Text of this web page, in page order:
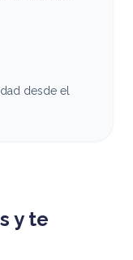
desde el
y te